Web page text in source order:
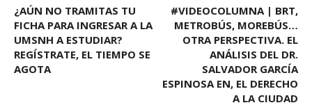
¿AÚN NO TRAMITAS TU
FICHA PARA INGRESAR A LA
UMSNH A ESTUDIAR?
REGÍSTRATE, EL TIEMPO SE
AGOTA
#VIDEOCOLUMNA | BRT,
METROBÚS, MOREBÚS…
OTRA PERSPECTIVA. EL
ANÁLISIS DEL DR.
SALVADOR GARCÍA
ESPINOSA EN, EL DERECHO
A LA CIUDAD